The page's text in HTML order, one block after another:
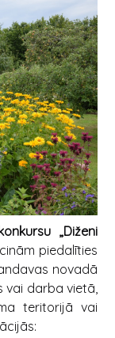
„Diženi
piedalīties
novadā
vai darba vietā,
teritorijā vai